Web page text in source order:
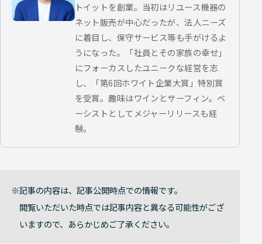
トイットを創業。当初はリユース機器の
ネット販売が中心だったが、法人ニーズ
に着目し、保守サービス等も手がけるよ
うになった。「社員とその家族の幸せ」
にフォーカスしたユニークな経営を志
し、「第6回ホワイト企業大賞」特別賞
を受賞。趣味はワインとサーフィン。ベ
ーシストとしてメジャーリリースも経
験。
記事の内容は、記事公開時点での情報です。
閲覧いただいた時点では記事内容と異なる可能性がござ
いますので、あらかじめご了承ください。